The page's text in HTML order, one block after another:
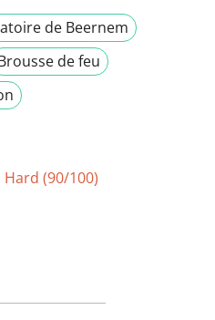
de Beernem
de feu
Hard (90/100)